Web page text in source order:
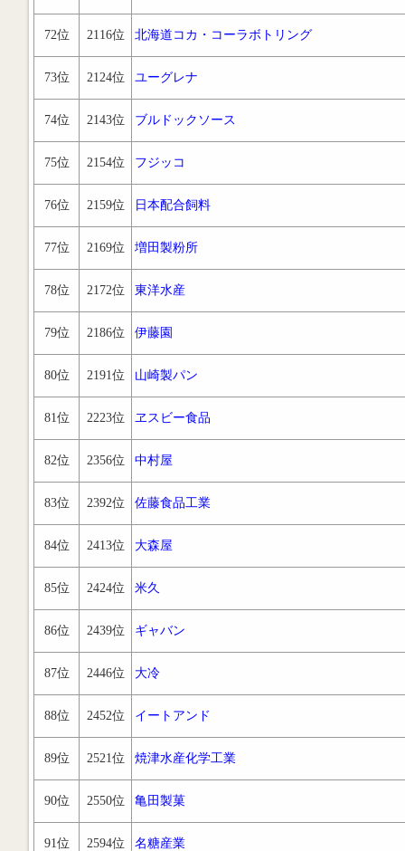
72位 2116位 北海道コカ・コーラボトリング
73位 2124位 ユーグレナ
74位 2143位 ブルドックソース
75位 2154位 フジッコ
76位 2159位 日本配合飼料
77位 2169位 増田製粉所
78位 2172位 東洋水産
79位 2186位 伊藤園
80位 2191位 山崎製パン
81位 2223位 ヱスビー食品
82位 2356位 中村屋
83位 2392位 佐藤食品工業
84位 2413位 大森屋
85位 2424位 米久
86位 2439位 ギャバン
87位 2446位 大冷
88位 2452位 イートアンド
89位 2521位 焼津水産化学工業
90位 2550位 亀田製菓
91位 2594位 名糖産業